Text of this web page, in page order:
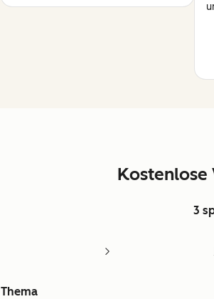
Kostenlose
3
Thema